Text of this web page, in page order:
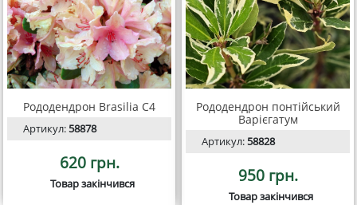
Рододендрон Brasilia С4
Артикул:58878
620 грн.
Товар закінчився
Рододендрон понтійський
Варієгатум
Артикул:58828
950 грн.
Товар закінчився